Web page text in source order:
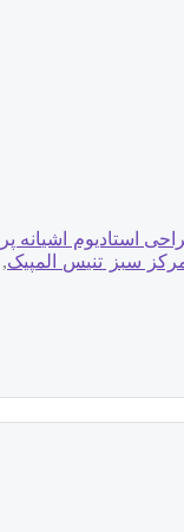
استادیوم اشیانه
سبز تنیس المپیک,